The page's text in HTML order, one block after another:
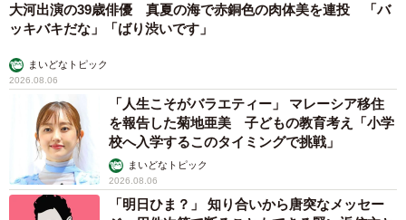
大河出演の39歳俳優 真夏の海で赤銅色の肉体美を連投 「バ
ッキバキだな」「ばり渋いです」
まいどなトピック
2026.08.06
「人生こそがバラエティー」 マレーシア移住
を報告した菊地亜美 子どもの教育考え「小学
校へ入学するこのタイミングで挑戦」
まいどなトピック
2026.08.06
「明日ひま？」 知り合いから唐突なメッセー